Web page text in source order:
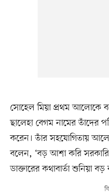
সোহেল মিয়া প্রথম আলোকে
ছালেহা বেগম নামের তাঁদের
করেন। তাঁর সহযোগিতায়
বলেন, ‘বড় আশা করি সরকারি
ডাক্তারের কথাবার্তা শুনিয়া বড়